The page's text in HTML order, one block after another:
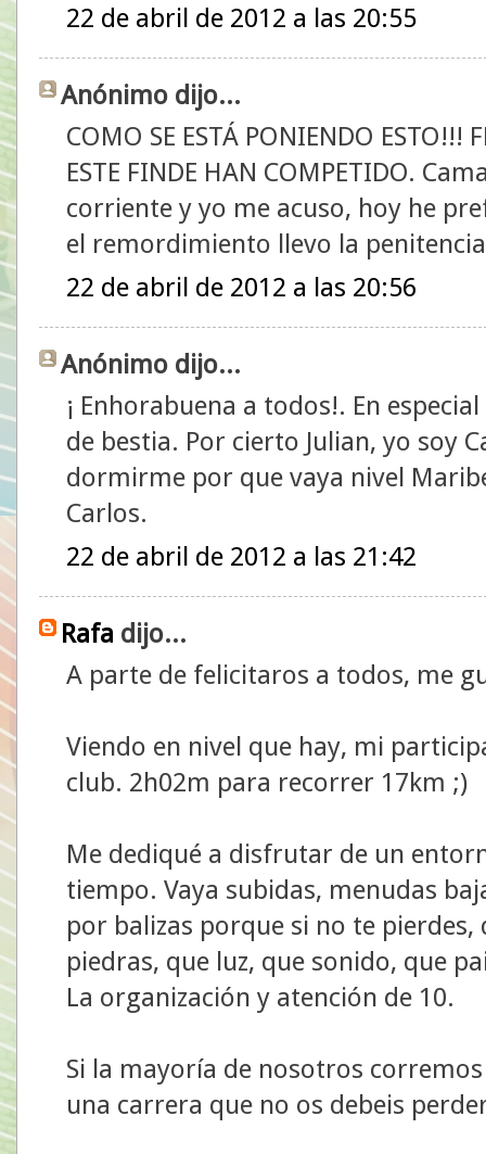
22 de abril de 2012 a las 20:55
Anónimo dijo...
COMO SE ESTÁ PONIENDO ESTO!!!
ESTE FINDE HAN COMPETIDO.
corriente y yo me acuso, hoy he
el remordimiento llevo la penitencia.
22 de abril de 2012 a las 20:56
Anónimo dijo...
¡ Enhorabuena a todos!. En
de bestia. Por cierto Julian, yo soy
dormirme por que vaya nivel
Carlos.
22 de abril de 2012 a las 21:42
Rafa dijo...
A parte de felicitaros a todos, me
Viendo en nivel que hay, mi
club. 2h02m para recorrer 17km ;)
Me dediqué a disfrutar de un
tiempo. Vaya subidas, menudas
por balizas porque si no te
piedras, que luz, que sonido, que
La organización y atención de 10.
Si la mayoría de nosotros
una carrera que no os debeis